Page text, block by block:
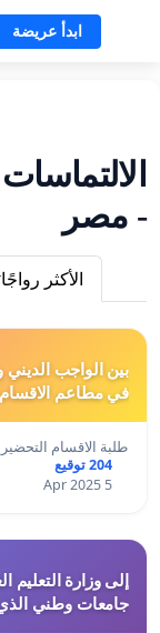
ابدأ عريضة
- مصر
الأكثر رواجًا
بين الواجب الديني
في مطاعم الاقسام
طلبة الاقسام
204 توقيع
5 Apr 2025
إلى وزارة
جامعات وطني